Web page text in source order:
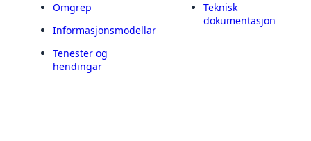
Omgrep
Informasjonsmodellar
Tenester og
hendingar
Teknisk
dokumentasjon